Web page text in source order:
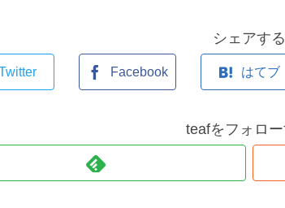
シェアする
Facebook はてブ
teafをフォロ